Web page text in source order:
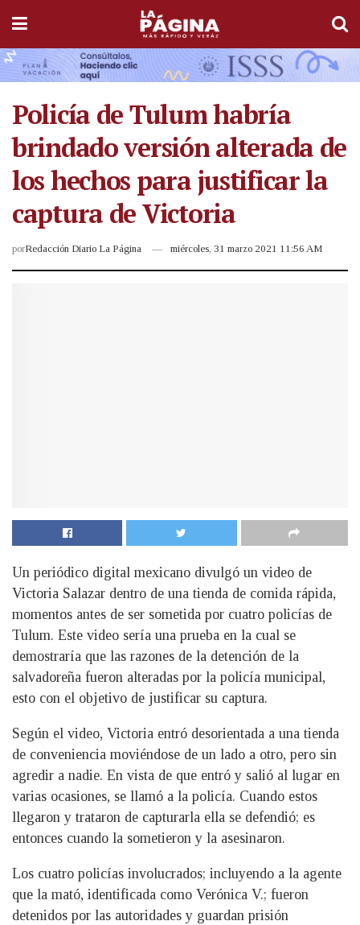
Policía de Tulum habría
brindado versión alterada de
los hechos para justificar la
captura de Victoria
porRedacción Diario La Página miércoles, 31 marzo 2021 11:56 AM
Un periódico digital mexicano divulgó un video de
Victoria Salazar dentro de una tienda de comida rápida,
momentos antes de ser sometida por cuatro policías de
Tulum. Este video sería una prueba en la cual se
demostraría que las razones de la detención de la
salvadoreña fueron alteradas por la policía municipal,
esto con el objetivo de justificar su captura.
Según el video, Victoria entró desorientada a una tienda
de conveniencia moviéndose de un lado a otro, pero sin
agredir a nadie. En vista de que entró y salió al lugar en
varias ocasiones, se llamó a la policía. Cuando estos
llegaron y trataron de capturarla ella se defendió; es
entonces cuando la sometieron y la asesinaron.
Los cuatro policías involucrados; incluyendo a la agente
que la mató, identificada como Verónica V.; fueron
detenidos por las autoridades y guardan prisión